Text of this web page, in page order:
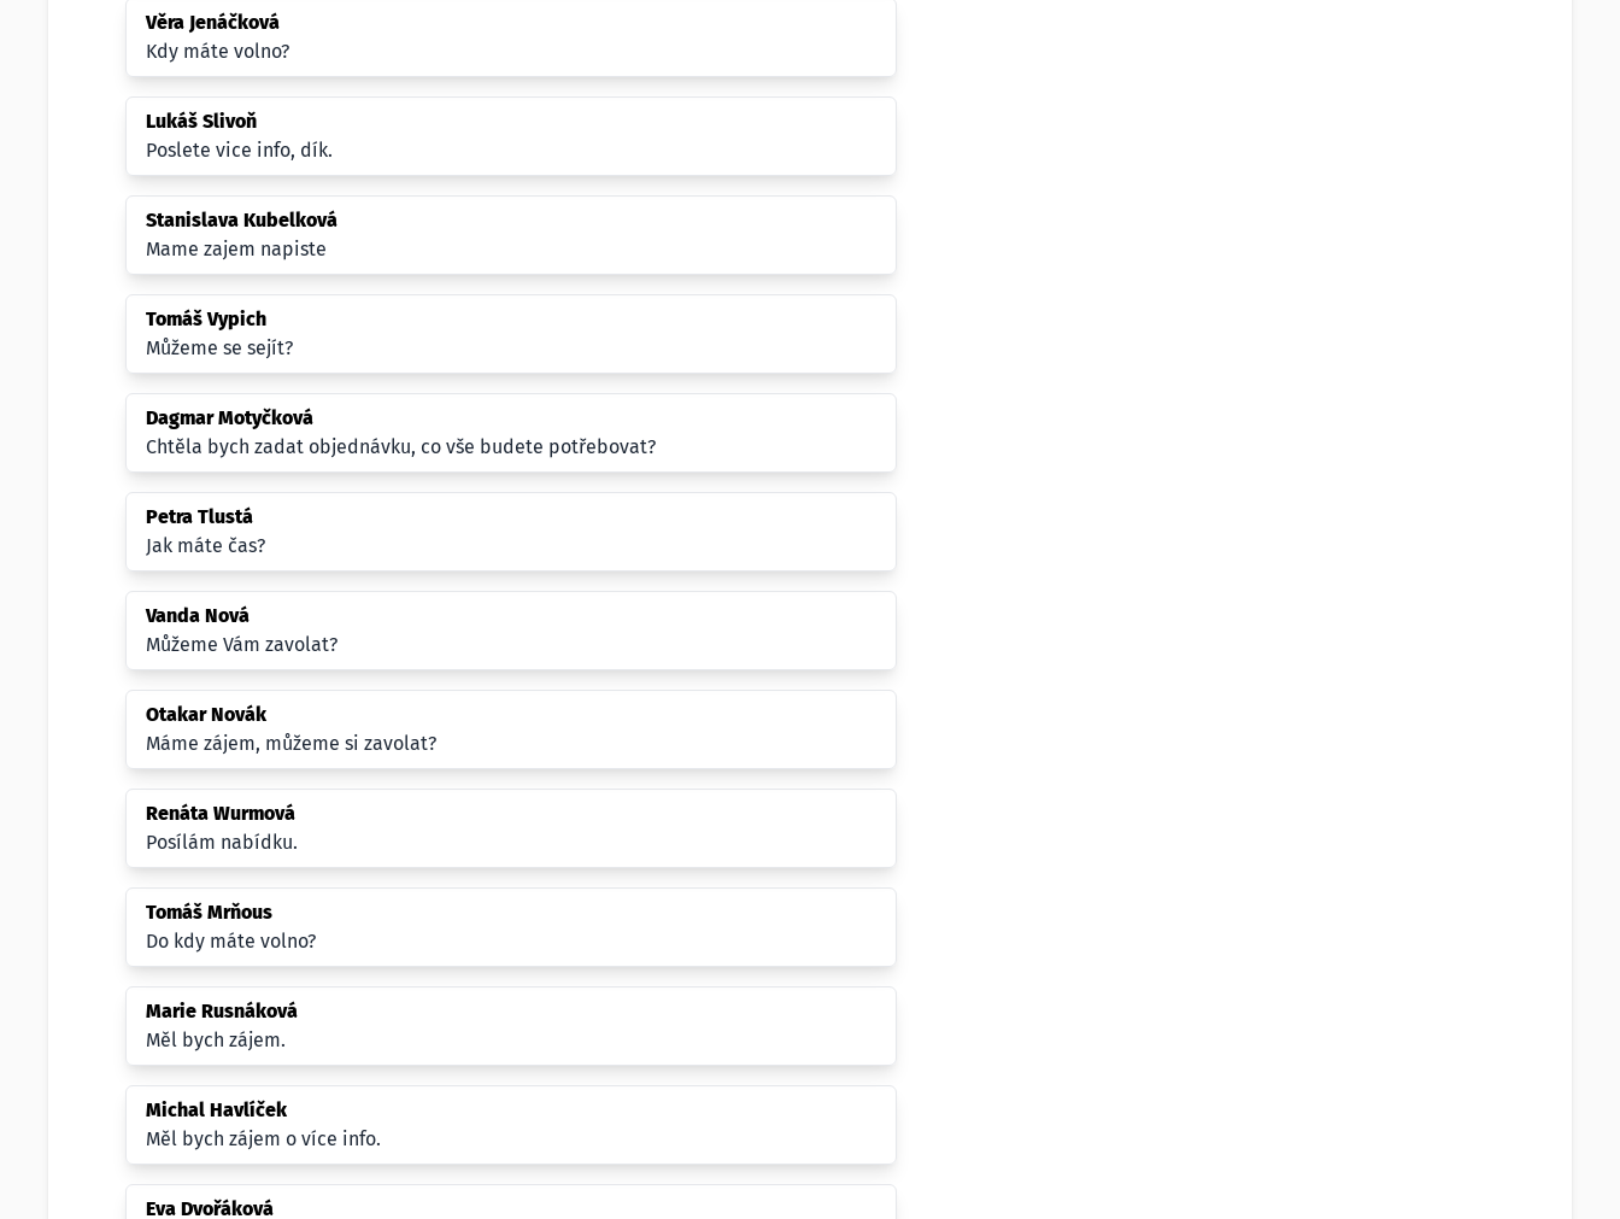
Věra Jenáčková
Kdy máte volno?
Lukáš Slivoň
Poslete vice info, dík.
Stanislava Kubelková
Mame zajem napiste
Tomáš Vypich
Můžeme se sejít?
Dagmar Motyčková
Chtěla bych zadat objednávku, co vše budete potřebovat?
Petra Tlustá
Jak máte čas?
Vanda Nová
Můžeme Vám zavolat?
Otakar Novák
Máme zájem, můžeme si zavolat?
Renáta Wurmová
Posílám nabídku.
Tomáš Mrňous
Do kdy máte volno?
Marie Rusnáková
Měl bych zájem.
Michal Havlíček
Měl bych zájem o více info.
Eva Dvořáková